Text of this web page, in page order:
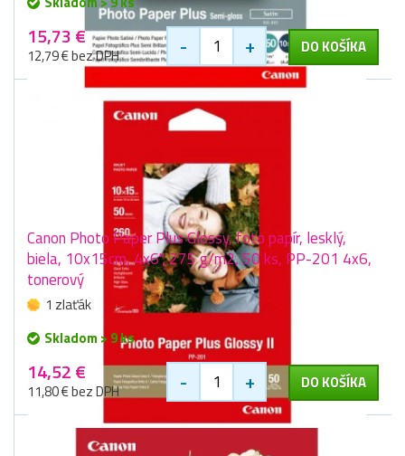
15,73 €
12,79 € bez DPH - + DO KOŠÍKA
Canon Photo Paper Plus Glossy, foto papír, lesklý,
biela, 10x15cm, 4x6", 275 g/m2, 50 ks, PP-201 4x6,
tonerový
1 zlaťák
Skladom > 9 ks
14,52 €
11,80 € bez DPH - + DO KOŠÍKA